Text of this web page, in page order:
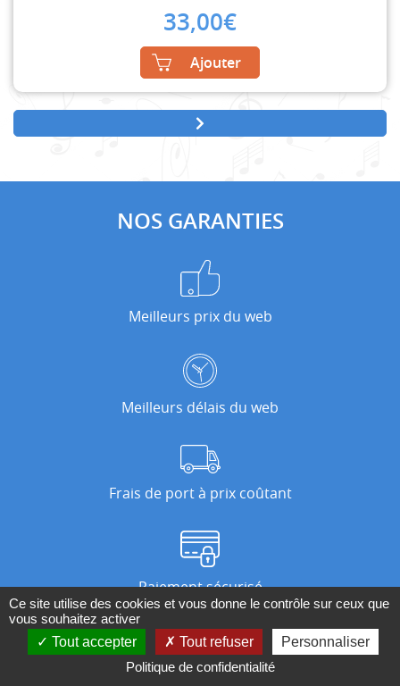
33,00€
Ajouter
NOS GARANTIES
Meilleurs prix du web
Meilleurs délais du web
Frais de port à prix coûtant
Paiement sécurisé
Nos magasins
Ce site utilise des cookies et vous donne le contrôle sur ceux que
vous souhaitez activer
Tout accepter
Tout refuser
Personnaliser
Politique de confidentialité